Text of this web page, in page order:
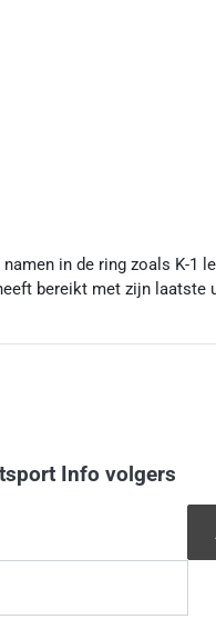
in de ring zoals K-1
bereikt met zijn laatste
Info volgers